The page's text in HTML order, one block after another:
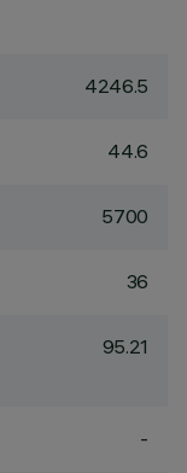
4246.5
44.6
5700
36
95.21
-